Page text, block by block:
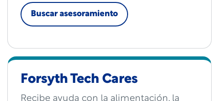
Buscar asesoramiento
Forsyth Tech Cares
Recibe ayuda con la alimentación, la